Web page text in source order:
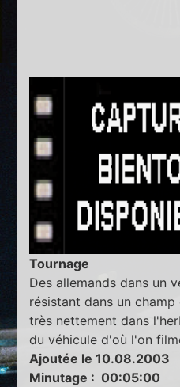
Tournage
Des allemands dans un
résistant dans un
très nettement dans
du véhicule d'où l'on
Ajoutée le 10.08.2003
Minutage : 00:05:00